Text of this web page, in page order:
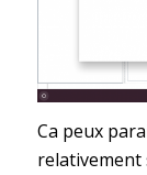
Ca peux
relativement